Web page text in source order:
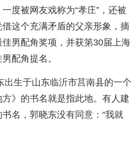
度被网友戏称为“孝庄”，还被
这个充满矛盾的父亲形象，摘
男配角奖项，并获第30届上海
配角提名。
出生于山东临沂市莒南县的一个
》的书名就是指此地。有人建
名，郭晓东没有同意：“我就